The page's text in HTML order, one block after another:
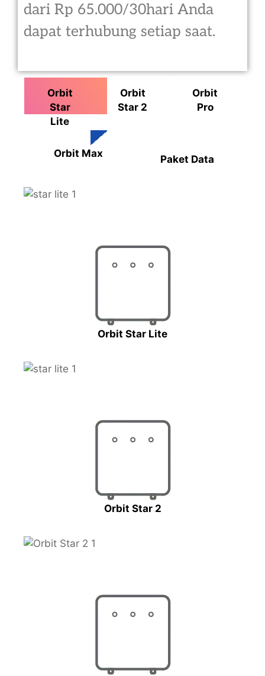
dari Rp 65.000/30hari Anda
dapat terhubung setiap saat.
Orbit
Star
Lite
Orbit
Star 2
Orbit
Pro
Orbit Max Paket Data
Orbit Star Lite
Orbit Star 2